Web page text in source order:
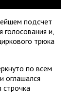
подсчет
и,
трюка
по всем
оглашался